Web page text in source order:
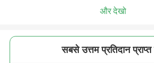
और देखो
सबसे उत्तम प्रतिदान